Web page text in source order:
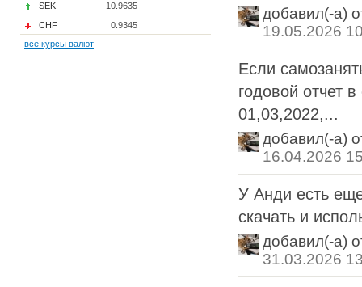
SEK
10.9635
CHF
0.9345
все курсы валют
добавил(-а)
19.05.2026
Если
годовой отчет
01,03,2022,...
добавил(-а)
16.04.2026
У Анди есть
скачать и
добавил(-а)
31.03.2026